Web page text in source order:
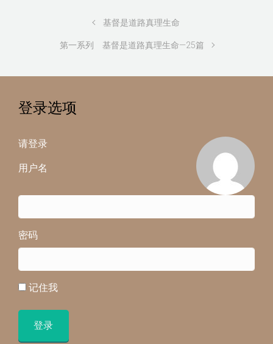
基督是道路真理生命
第一系列 基督是道路真理生命—25篇
登录选项
请登录
用户名
密码
记住我